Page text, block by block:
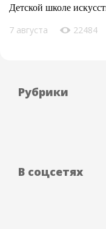
Детской школе
7 августа 22484
Рубрики
В соцсетях